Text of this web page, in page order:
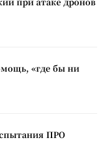
«где бы ни
ПРО